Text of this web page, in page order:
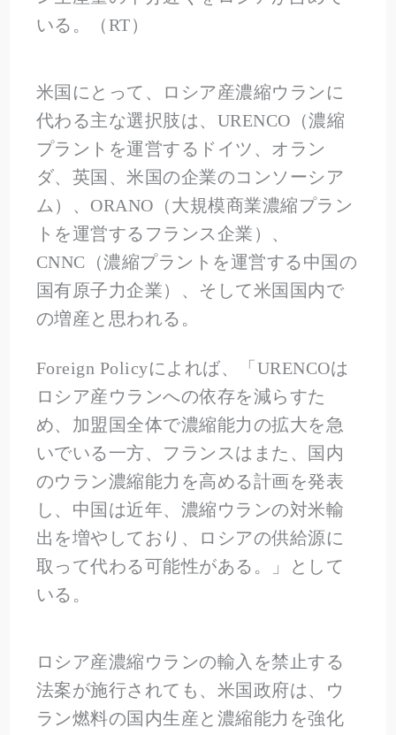
いる。（RT）
米国にとって、ロシア産濃縮ウランに
代わる主な選択肢は、URENCO（濃縮
プラントを運営するドイツ、オラン
ダ、英国、米国の企業のコンソーシア
ム）、ORANO（大規模商業濃縮プラン
トを運営するフランス企業）、
CNNC（濃縮プラントを運営する中国の
国有原子力企業）、そして米国国内で
の増産と思われる。
Foreign Policyによれば、「URENCOは
ロシア産ウランへの依存を減らすた
め、加盟国全体で濃縮能力の拡大を急
いでいる一方、フランスはまた、国内
のウラン濃縮能力を高める計画を発表
し、中国は近年、濃縮ウランの対米輸
出を増やしており、ロシアの供給源に
取って代わる可能性がある。」として
いる。
ロシア産濃縮ウランの輸入を禁止する
法案が施行されても、米国政府は、ウ
ラン燃料の国内生産と濃縮能力を強化